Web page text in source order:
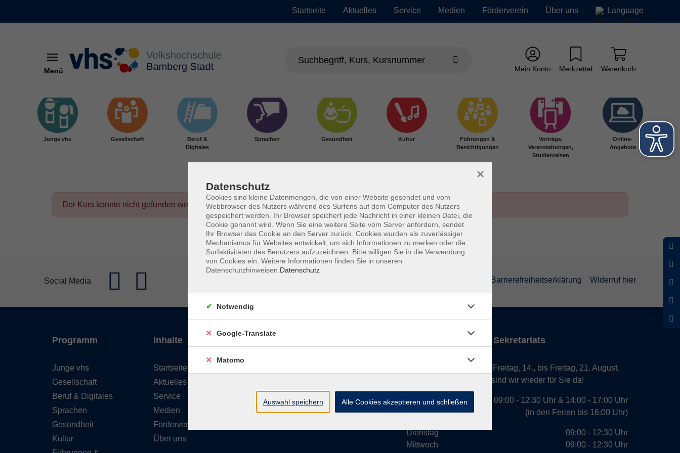
Startseite Aktuelles Service Medien Förderverein Über uns Language
Menü Mein Konto Merkzettel Warenkorb
Junge vhs Gesellschaft
Beruf &
Digitales
Sprachen Gesundheit Kultur
Führungen &
Besichtigungen
Vorträge,
Veranstaltungen,
Studienreisen
Online-
Angebote
Der Kurs konnte nicht gefunden werden.
Social Media Barrierefreiheitserklärung Widerruf hier
Programm
Junge vhs
Gesellschaft
Beruf & Digitales
Sprachen
Gesundheit
Kultur
Inhalte
Startseite
Aktuelles
Service
Medien
Förderverein
Über uns
info@vhs-bamberg.de
Öffnungszeiten des Sekretariats
Wir machen Urlaub von Freitag, 14., bis Freitag, 21. August.
Ab Montag, 24. August, sind wir wieder für Sie da!
Montag
Dienstag
Mittwoch
09:00 - 12:30 Uhr & 14:00 - 17:00 Uhr
(in den Ferien bis 16:00 Uhr)
09:00 - 12:30 Uhr
09:00 - 12:30 Uhr
Datenschutz
Cookies sind kleine Datenmengen, die von einer Website gesendet und vom
Webbrowser des Nutzers während des Surfens auf dem Computer des Nutzers
gespeichert werden. Ihr Browser speichert jede Nachricht in einer kleinen Datei, die
Cookie genannt wird. Wenn Sie eine weitere Seite vom Server anfordern, sendet
Ihr Browser das Cookie an den Server zurück. Cookies wurden als zuverlässiger
Mechanismus für Websites entwickelt, um sich Informationen zu merken oder die
Surfaktivitäten des Benutzers aufzuzeichnen. Bitte willigen Sie in die Verwendung
von Cookies ein. Weitere Informationen finden Sie in unseren
Datenschutzhinweisen. Datenschutz
×
Notwendig
Google-Translate
Matomo
Auswahl speichern Alle Cookies akzeptieren und schließen